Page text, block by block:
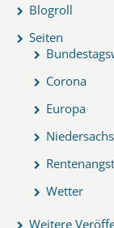
Blogroll
Seiten
Corona
Europa
Wetter
Weitere